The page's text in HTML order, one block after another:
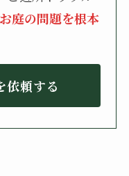
庭の問題を根本
依頼する